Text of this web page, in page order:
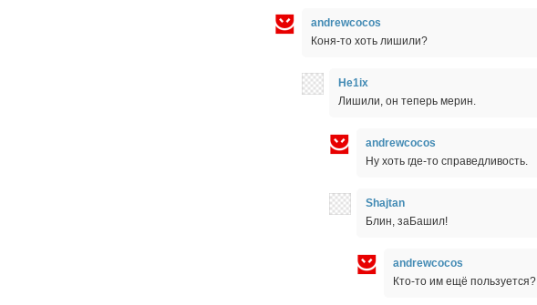
andrewcocos
Коня-то хоть лишили?
He1ix
Лишили, он теперь мерин.
andrewcocos
Ну хоть где-то справедливость.
Shajtan
Блин, заБашил!
andrewcocos
Кто-то им ещё пользуется?